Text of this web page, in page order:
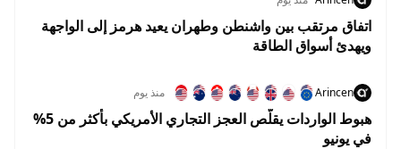
اتفاق مرتقب بين واشنطن وطهران يعيد هرمز إلى الواجهة
ويهدئ أسواق الطاقة
Arincen منذ يوم
هبوط الواردات يقلّص العجز التجاري الأمريكي بأكثر من 5%
في يونيو